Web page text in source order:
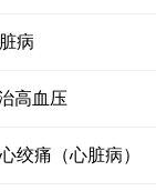
病
高血压
绞痛（心脏病）